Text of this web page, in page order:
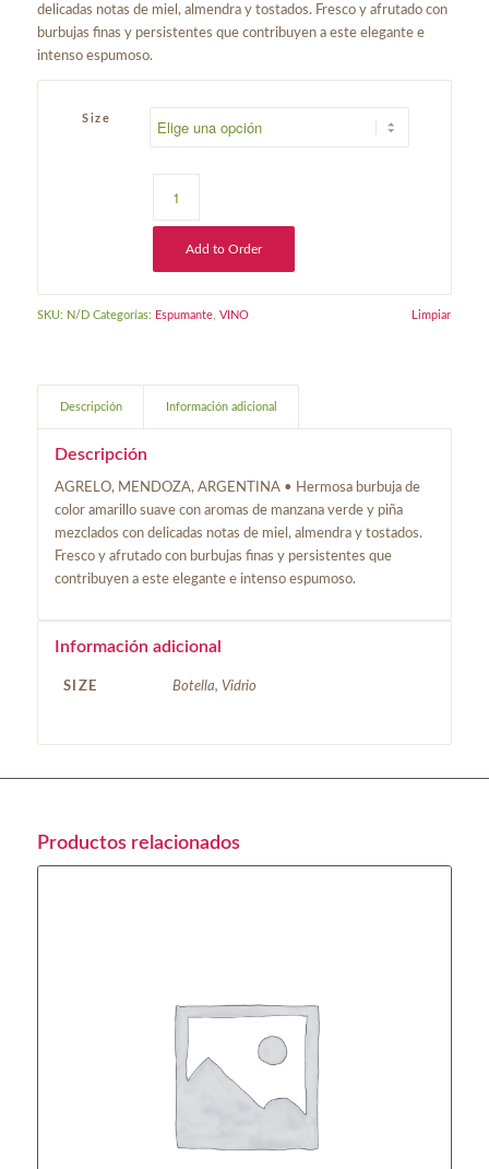
delicadas notas de miel, almendra y tostados. Fresco y afrutado con
burbujas finas y persistentes que contribuyen a este elegante e
intenso espumoso.
Size
Limpiar
Add to Order
SKU: N/D Categorías: Espumante, VINO
Descripción Información adicional
Descripción
AGRELO, MENDOZA, ARGENTINA • Hermosa burbuja de
color amarillo suave con aromas de manzana verde y piña
mezclados con delicadas notas de miel, almendra y tostados.
Fresco y afrutado con burbujas finas y persistentes que
contribuyen a este elegante e intenso espumoso.
Información adicional
SIZE Botella, Vidrio
Productos relacionados